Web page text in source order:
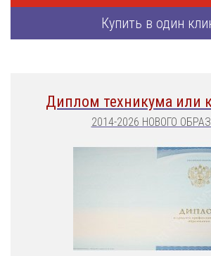
Купить в один
Диплом техникума или
2014-2026 НОВОГО